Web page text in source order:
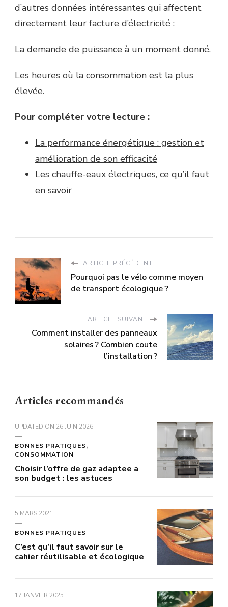
d’autres données intéressantes qui affectent
directement leur facture d’électricité :
La demande de puissance à un moment donné.
Les heures où la consommation est la plus
élevée.
Pour compléter votre lecture :
La performance énergétique : gestion et
amélioration de son efficacité
Les chauffe-eaux électriques, ce qu’il faut
en savoir
ARTICLE PRÉCÉDENT
Pourquoi pas le vélo comme moyen
de transport écologique ?
ARTICLE SUIVANT
Comment installer des panneaux
solaires ? Combien coute
l’installation ?
Articles recommandés
UPDATED ON 26 JUIN 2026
BONNES PRATIQUES
CONSOMMATION
Choisir l’offre de gaz adaptee a
son budget : les astuces
5 MARS 2021
BONNES PRATIQUES
C’est qu’il faut savoir sur le
cahier réutilisable et écologique
17 JANVIER 2025